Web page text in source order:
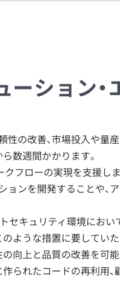
ション・
性の改善、市場投入や量
数週間かかります。
フローの実現を支援し
ンを開発することや、
セキュリティ環境におい
ような措置に要してい
向上と品質の改善を可
られたコードの再利用